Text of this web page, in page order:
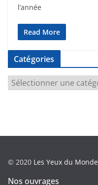
l’année
Read More
Catégories
a
e
© 2020 Les Yeux du Monde
Nos ouvrages